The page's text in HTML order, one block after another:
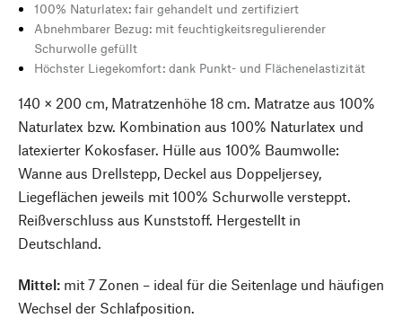
100% Naturlatex: fair gehandelt und zertifiziert
Abnehmbarer Bezug: mit feuchtigkeitsregulierender
Schurwolle gefüllt
Höchster Liegekomfort: dank Punkt- und Flächenelastizität
140 × 200 cm, Matratzenhöhe 18 cm. Matratze aus 100%
Naturlatex bzw. Kombination aus 100% Naturlatex und
latexierter Kokosfaser. Hülle aus 100% Baumwolle:
Wanne aus Drellstepp, Deckel aus Doppeljersey,
Liegeflächen jeweils mit 100% Schurwolle versteppt.
Reißverschluss aus Kunststoff. Hergestellt in
Deutschland.
Mittel: mit 7 Zonen – ideal für die Seitenlage und häufigen
Wechsel der Schlafposition.